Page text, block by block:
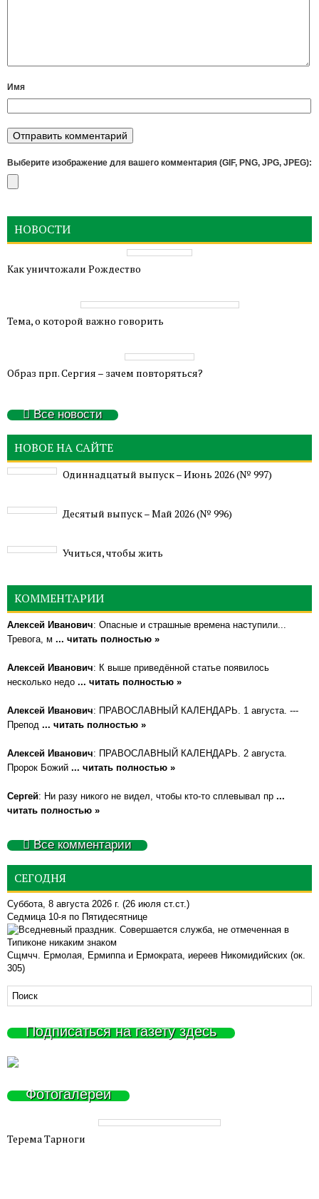
Имя
Выберите изображение для вашего комментария (GIF, PNG, JPG, JPEG):
НОВОСТИ
Как уничтожали Рождество
Тема, о которой важно говорить
Образ прп. Сергия – зачем повторяться?
Все новости
НОВОЕ НА САЙТЕ
Одиннадцатый выпуск – Июнь 2026 (№ 997)
Деcятый выпуск – Май 2026 (№ 996)
Учиться, чтобы жить
КОММЕНТАРИИ
Алексей Иванович: Опасные и страшные времена наступили...
Тревога, м ... читать полностью »
Алексей Иванович: К выше приведённой статье появилось
несколько недо ... читать полностью »
Алексей Иванович: ПРАВОСЛАВНЫЙ КАЛЕНДАРЬ. 1 августа. ---
Препод ... читать полностью »
Алексей Иванович: ПРАВОСЛАВНЫЙ КАЛЕНДАРЬ. 2 августа.
Пророк Божий ... читать полностью »
Сергей: Ни разу никого не видел, чтобы кто-то сплевывал пр ...
читать полностью »
Все комментарии
СЕГОДНЯ
Суббота, 8 августа 2026 г. (26 июля ст.ст.)
Седмица 10-я по Пятидесятнице
Сщмчч. Ермолая, Ермиппа и Ермократа, иереев Никомидийских (ок.
305)
Подписаться на газету здесь
Фотогалереи
Терема Тарноги